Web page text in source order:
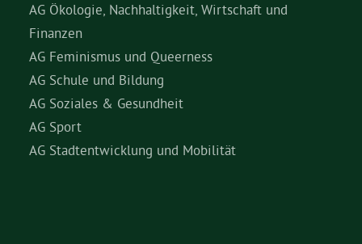
AG Ökologie, Nachhaltigkeit, Wirtschaft und
Finanzen
AG Feminismus und Queerness
AG Schule und Bildung
AG Soziales & Gesundheit
AG Sport
AG Stadtentwicklung und Mobilität